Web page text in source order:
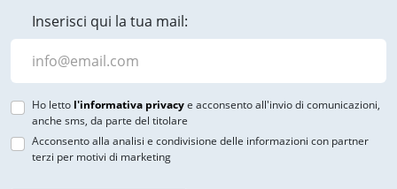
Inserisci qui la tua mail:
Ho letto l'informativa privacye acconsento all'invio di comunicazioni,
anche sms, da parte del titolare
Acconsento alla analisi e condivisione delle informazioni con partner
terzi per motivi di marketing